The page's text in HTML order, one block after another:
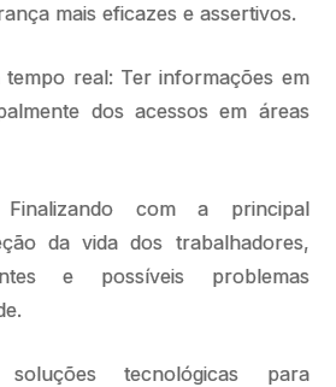
mais eficazes e assertivos.
real: Ter informações em
dos acessos em áreas
Finalizando com a principal
da vida dos trabalhadores,
e possíveis problemas
tecnológicas para